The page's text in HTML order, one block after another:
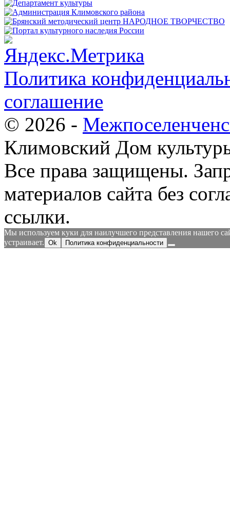
Политика
соглашение
© 2026 -
Климовский Дом
Все права защищены.
материалов сайта без
ссылки.
Мы используем куки для наилучшего представления нашего
устраивает. Ok Политика конфиденциальности